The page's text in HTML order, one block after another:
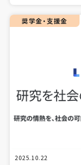
奨学金・支援金
2025.10.22